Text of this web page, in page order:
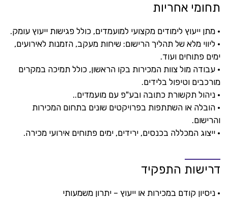
תחומי אחריות
• מתן ייעוץ לימודים מקצועי למועמדים, כולל פגישות ייעוץ עומק.
• ליווי מלא של תהליך הרישום: שיחות מעקב, הזמנות לאירועים,
ימים פתוחים ועוד.
• עבודה מול צוות המכירות בקו הראשון, כולל תמיכה במקרים
מורכבים וטיפול בלידים.
• ניהול תקשורת כתובה ובע"פ עם מועמדים..
• הובלה או השתתפות בפרויקטים שונים בתחום המכירות
והרישום.
• ייצוג המכללה בכנסים, ירידים, ימים פתוחים אירועי מכירה.
דרישות התפקיד
• ניסיון קודם במכירות או ייעוץ – יתרון משמעותי